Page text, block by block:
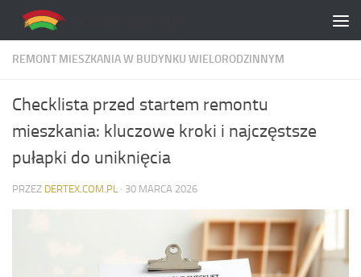
Skip to content
REMONT MIESZKANIA W BUDYNKU WIELORODZINNYM
Checklista przed startem remontu
mieszkania: kluczowe kroki i najczęstsze
pułapki do uniknięcia
PRZEZ DERTEX.COM.PL · 30 MARCA 2026